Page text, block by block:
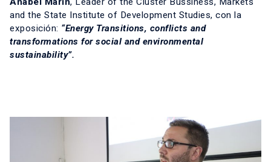
and the State Institute of Development Studies, con la
exposición: “Energy Transitions, conflicts and
transformations for social and environmental
sustainability”.